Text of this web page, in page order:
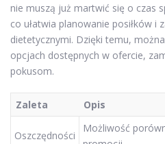
nie muszą już martwić się o czas
co ułatwia planowanie posiłków i
dietetycznymi. Dzięki temu,
opcjach dostępnych w ofercie,
pokusom.
Zaleta Opis
Oszczędności
Możliwość